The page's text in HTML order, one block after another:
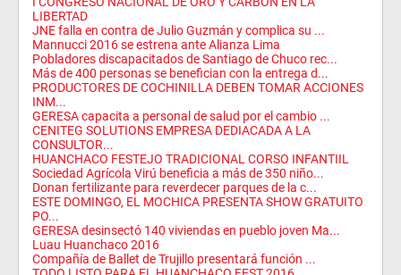
LIBERTAD
JNE falla en contra de Julio Guzmán y complica su ...
Mannucci 2016 se estrena ante Alianza Lima
Pobladores discapacitados de Santiago de Chuco rec...
Más de 400 personas se benefician con la entrega d...
PRODUCTORES DE COCHINILLA DEBEN TOMAR ACCIONES
INM...
GERESA capacita a personal de salud por el cambio ...
CENITEG SOLUTIONS EMPRESA DEDIACADA A LA
CONSULTOR...
HUANCHACO FESTEJO TRADICIONAL CORSO INFANTIIL
Sociedad Agrícola Virú beneficia a más de 350 niño...
Donan fertilizante para reverdecer parques de la c...
ESTE DOMINGO, EL MOCHICA PRESENTA SHOW GRATUITO
PO...
GERESA desinsectó 140 viviendas en pueblo joven Ma...
Luau Huanchaco 2016
Compañía de Ballet de Trujillo presentará función ...